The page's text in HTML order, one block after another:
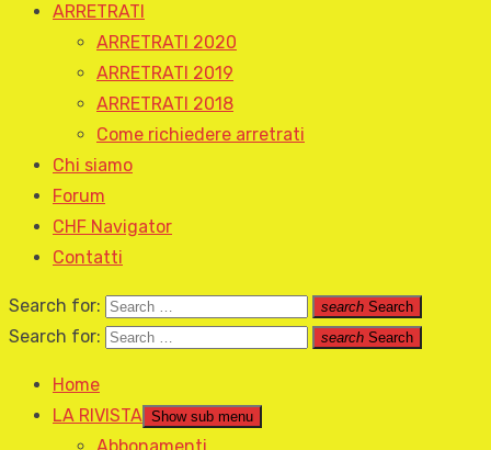
ARRETRATI
ARRETRATI 2020
ARRETRATI 2019
ARRETRATI 2018
Come richiedere arretrati
Chi siamo
Forum
CHF Navigator
Contatti
Search for: search Search
Search for: search Search
Home
LA RIVISTA Show sub menu